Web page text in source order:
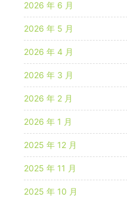
2026 年 6 月
2026 年 5 月
2026 年 4 月
2026 年 3 月
2026 年 2 月
2026 年 1 月
2025 年 12 月
2025 年 11 月
2025 年 10 月